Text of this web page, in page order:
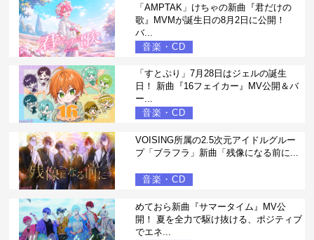
「AMPTAK」けちゃの新曲『君だけの
歌』MVMが誕生日の8月2日に公開！
バ...
音楽・CD
「すとぷり」7月28日はジェルの誕生
日！ 新曲『16フェイカー』MV公開＆バ
ー...
音楽・CD
VOISING所属の2.5次元アイドルグルー
プ「ブラフラ」新曲「残像になる前に...
音楽・CD
めておら新曲『サマータイム』MV公
開！ 夏を全力で駆け抜ける、ポジティブ
でエネ...